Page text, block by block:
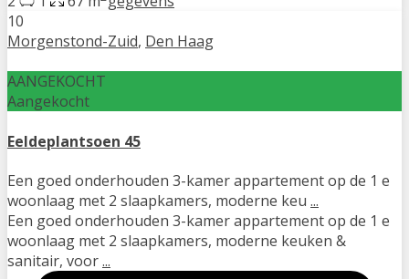
10
Morgenstond-Zuid, Den Haag
AANGEKOCHT
Aangekocht
Eeldeplantsoen 45
Een goed onderhouden 3-kamer appartement op de 1 e
woonlaag met 2 slaapkamers, moderne keu ...
Een goed onderhouden 3-kamer appartement op de 1 e
woonlaag met 2 slaapkamers, moderne keuken &
sanitair, voor...